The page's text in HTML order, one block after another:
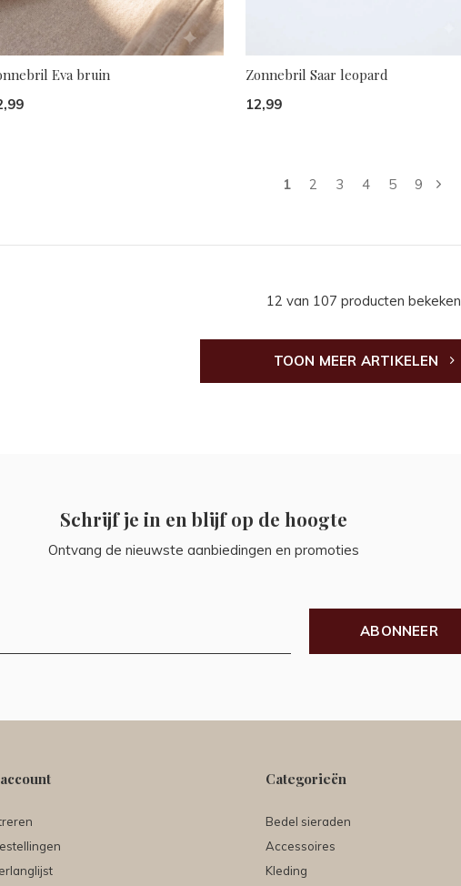
Eva bruin Zonnebril Saar leopard
12,99
1 2 3 4 5 9
12 van 107 producten bekeken
TOON MEER ARTIKELEN
Schrijf je in en blijf op de hoogte
Ontvang de nieuwste aanbiedingen en promoties
ABONNEER
Categorieën
Bedel sieraden
Accessoires
Kleding